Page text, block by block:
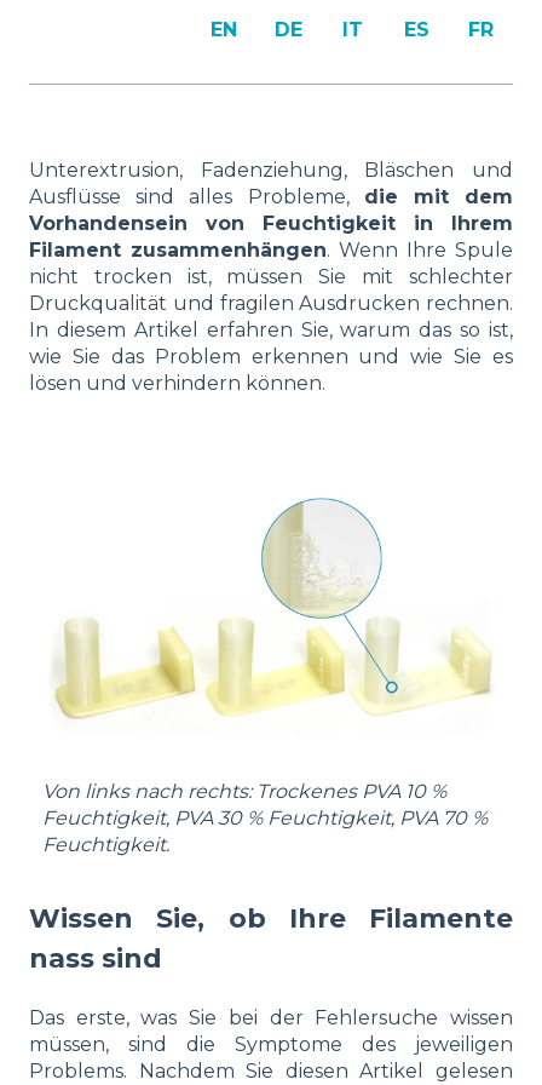
EN DE IT ES FR
Unterextrusion, Fadenziehung, Bläschen und
Ausflüsse sind alles Probleme, die mit dem
Vorhandensein von Feuchtigkeit in Ihrem
Filament zusammenhängen. Wenn Ihre Spule
nicht trocken ist, müssen Sie mit schlechter
Druckqualität und fragilen Ausdrucken rechnen.
In diesem Artikel erfahren Sie, warum das so ist,
wie Sie das Problem erkennen und wie Sie es
lösen und verhindern können.
Von links nach rechts: Trockenes PVA 10 %
Feuchtigkeit, PVA 30 % Feuchtigkeit, PVA 70 %
Feuchtigkeit.
Wissen Sie, ob Ihre Filamente
nass sind
Das erste, was Sie bei der Fehlersuche wissen
müssen, sind die Symptome des jeweiligen
Problems. Nachdem Sie diesen Artikel gelesen